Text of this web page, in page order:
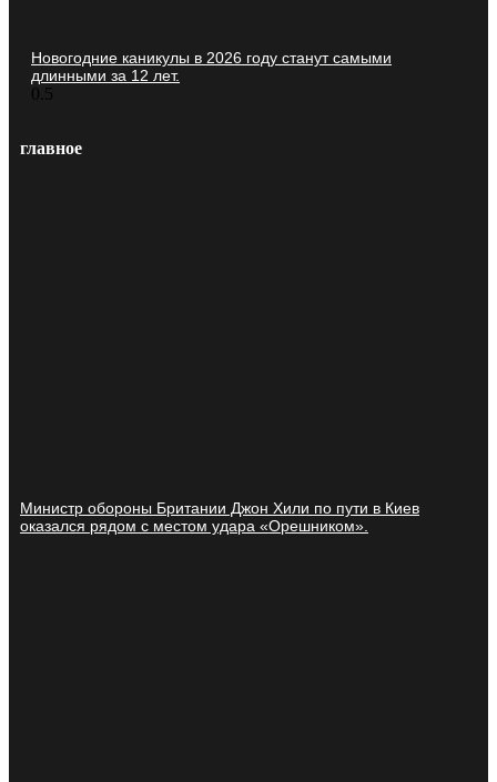
Новогодние каникулы в 2026 году станут самыми
длинными за 12 лет.
главное
Министр обороны Британии Джон Хили по пути в Киев
оказался рядом с местом удара «Орешником».